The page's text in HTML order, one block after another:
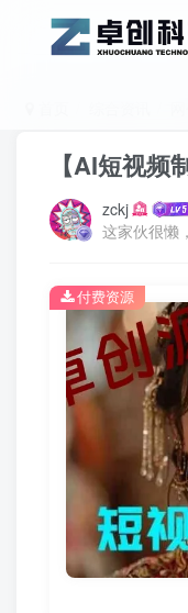
【AI短视
zckj
这家伙很懒
付费资源